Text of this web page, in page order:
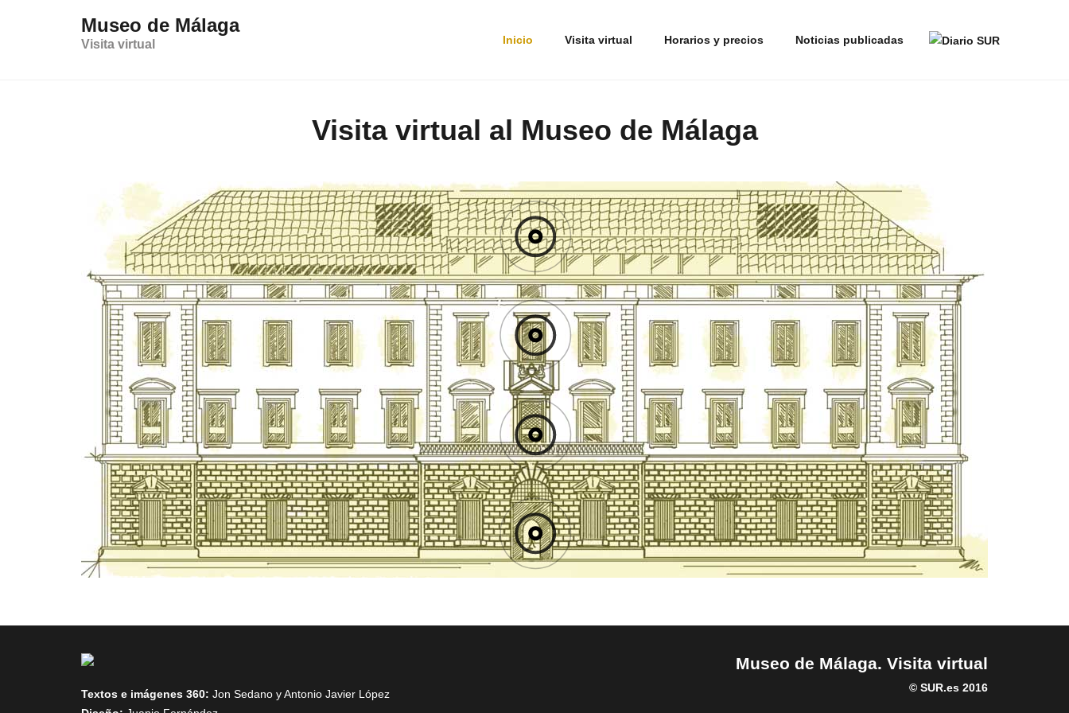
Museo de Málaga
Visita virtual Inicio Visita virtual Horarios y precios Noticias publicadas
Visita virtual al Museo de Málaga
Textos e imágenes 360: Jon Sedano yAntonio Javier López
Museo de Málaga. Visita virtual
© SUR.es 2016
Este sitio web utiliza cookies propias y de terceros para optimizar tu navegación, adaptarse a tus preferencias y realizar labores analíticas. Al continuar navegando aceptas nuestra